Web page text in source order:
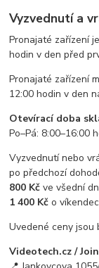
Vyzvednutí a
Pronajaté zařízení
hodin v den před
Pronajaté zařízení
12:00 hodin v den
Otevírací doba
Po–Pá: 8:00–16:00
Vyzvednutí nebo
po předchozí
800 Kč ve všední
1 400 Kč o
Uvedené ceny jsou
Videotech.cz /